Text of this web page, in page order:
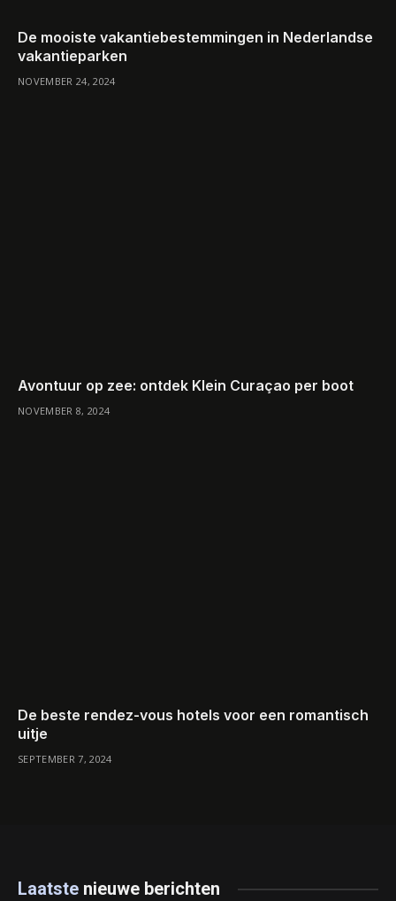
De mooiste vakantiebestemmingen in Nederlandse
vakantieparken
NOVEMBER 24, 2024
Avontuur op zee: ontdek Klein Curaçao per boot
NOVEMBER 8, 2024
De beste rendez-vous hotels voor een romantisch
uitje
SEPTEMBER 7, 2024
Laatste nieuwe berichten